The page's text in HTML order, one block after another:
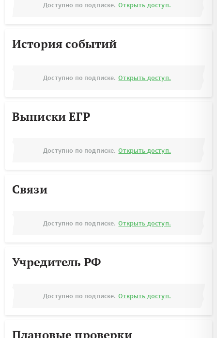
Доступно по подписке. Открыть доступ.
История событий
Доступно по подписке. Открыть доступ.
Выписки ЕГР
Доступно по подписке. Открыть доступ.
Связи
Доступно по подписке. Открыть доступ.
Учредитель РФ
Доступно по подписке. Открыть доступ.
Плановые проверки